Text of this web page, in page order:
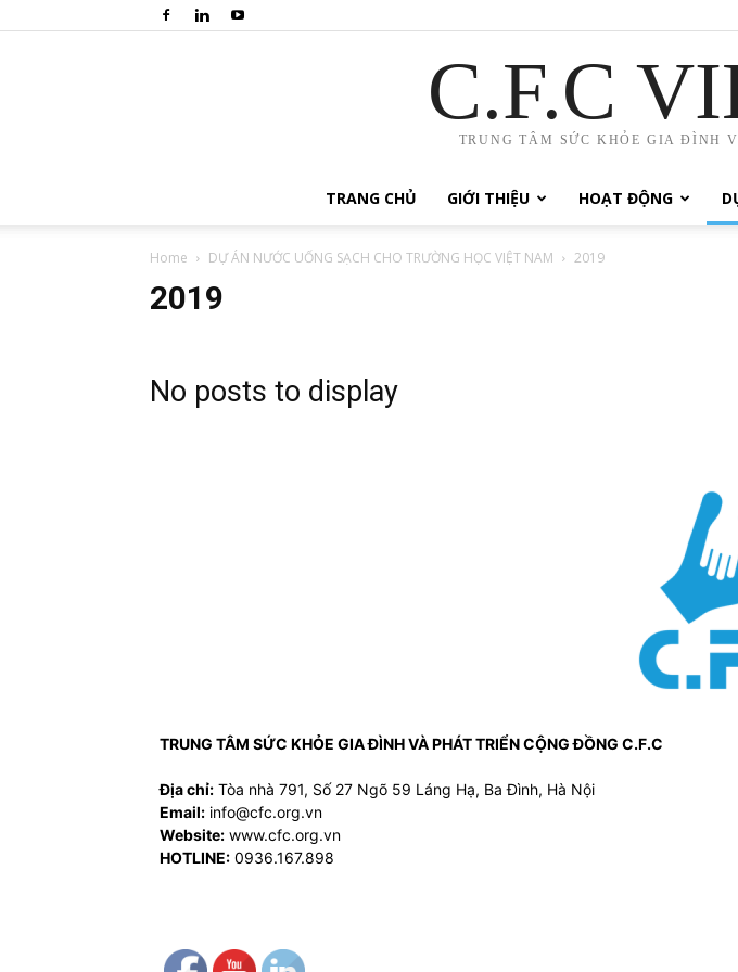
C.F.C
TRUNG TÂM SỨC KHỎE GIA ĐÌNH
TRANG CHỦ GIỚI THIỆU HOẠT ĐỘNG
Home DỰ ÁN NƯỚC UỐNG SẠCH CHO TRƯỜNG HỌC VIỆT NAM 2019
2019
No posts to display
TRUNG TÂM SỨC KHỎE GIA ĐÌNH VÀ PHÁT TRIỂN CỘNG ĐỒNG C.F.C
Địa chỉ: Tòa nhà 791, Số 27 Ngõ 59 Láng Hạ, Ba Đình, Hà Nội
Email: info@cfc.org.vn
Website: www.cfc.org.vn
HOTLINE: 0936.167.898